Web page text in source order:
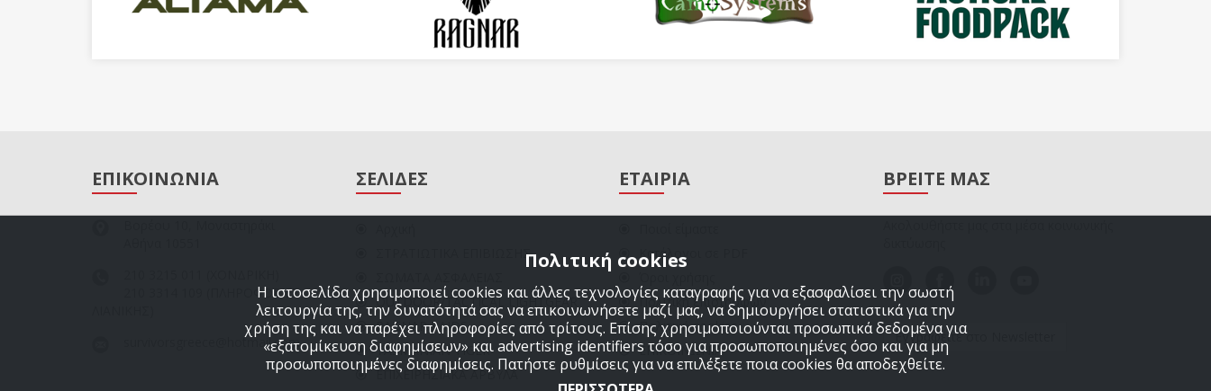
ΕΠΙΚΟΙΝΩΝΙΑ
(ΠΛΗΡΟΦΟΡΙΕΣ
survivorsgreece@hotmail.com
ΣΕΛΙΔΕΣ
ΣΤΡΑΤΙΩΤΙΚΑ ΕΠΙΒΙΩΣΗΣ
OUTDOOR/TACTICAL LIGHTGEAR
RAGNAR RAIDS
TASMANIAN TIGER
ΕΠΙΧΕΙΡΗΣΙΑΚΑ ΑΡΒΥΛΑ
ΕΤΑΙΡΙΑ
Κατάλογοι σε PDF
Πολιτική επιστροφών
Πολιτική cookies
ΕΠΙΚΟΙΝΩΝΙΑ
ΒΡΕΙΤΕ ΜΑΣ
Εγγραφείτε στο Newsletter
Πολιτική cookies
Η ιστοσελίδα χρησιμοποιεί cookies και άλλες τεχνολογίες καταγραφής για να εξασφαλίσει την σωστή
λειτουργία της, την δυνατότητά σας να επικοινωνήσετε μαζί μας, να δημιουργήσει στατιστικά για την
χρήση της και να παρέχει πληροφορίες από τρίτους. Επίσης χρησιμοποιούνται προσωπικά δεδομένα για
«εξατομίκευση διαφημίσεων» και advertising identifiers τόσο για προσωποποιημένες όσο και για μη
προσωποποιημένες διαφημίσεις. Πατήστε ρυθμίσεις για να επιλέξετε ποια cookies θα αποδεχθείτε.